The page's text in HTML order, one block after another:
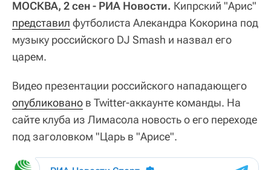
МОСКВА, 2 сен - РИА Новости. Кипрский "Арис"
представил футболиста Алекандра Кокорина под
музыку российского DJ Smash и назвал его
царем.
Видео презентации российского нападающего
опубликовано в Twitter-аккаунте команды. На
сайте клуба из Лимасола новость о его переходе
под заголовком "Царь в "Арисе".